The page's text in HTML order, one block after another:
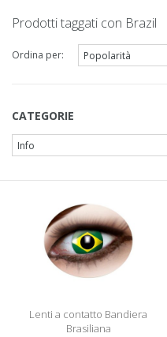
Prodotti taggati con Brazil
Ordina per:
CATEGORIE
Lenti a contatto Bandiera
Brasiliana